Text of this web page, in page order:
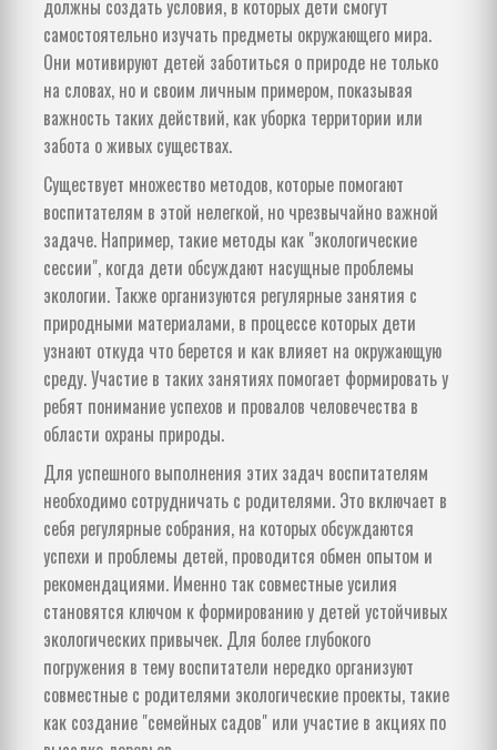
должны создать условия, в которых дети смогут
самостоятельно изучать предметы окружающего мира.
Они мотивируют детей заботиться о природе не только
на словах, но и своим личным примером, показывая
важность таких действий, как уборка территории или
забота о живых существах.
Существует множество методов, которые помогают
воспитателям в этой нелегкой, но чрезвычайно важной
задаче. Например, такие методы как "экологические
сессии", когда дети обсуждают насущные проблемы
экологии. Также организуются регулярные занятия с
природными материалами, в процессе которых дети
узнают откуда что берется и как влияет на окружающую
среду. Участие в таких занятиях помогает формировать у
ребят понимание успехов и провалов человечества в
области охраны природы.
Для успешного выполнения этих задач воспитателям
необходимо сотрудничать с родителями. Это включает в
себя регулярные собрания, на которых обсуждаются
успехи и проблемы детей, проводится обмен опытом и
рекомендациями. Именно так совместные усилия
становятся ключом к формированию у детей устойчивых
экологических привычек. Для более глубокого
погружения в тему воспитатели нередко организуют
совместные с родителями экологические проекты, такие
как создание "семейных садов" или участие в акциях по